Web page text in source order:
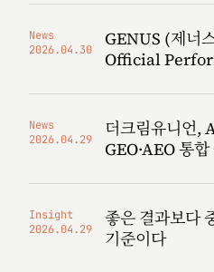
News
2026.04.30
GENUS (제너
Official
News
2026.04.29
더크림유니언,
GEO·AEO 통
Insight
2026.04.29
좋은 결과보다
기준이다